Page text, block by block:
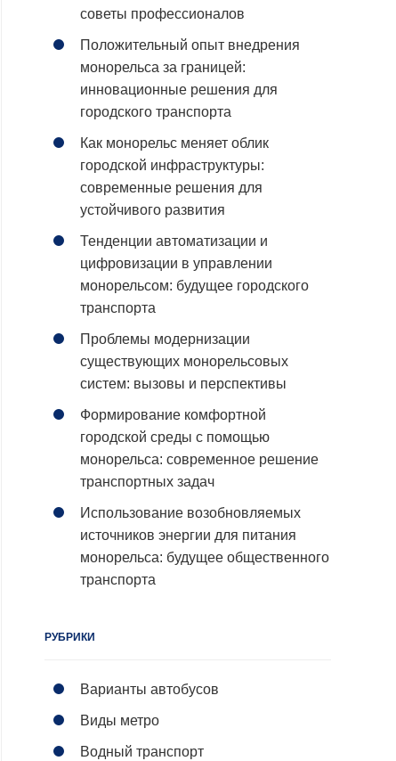
советы профессионалов
Положительный опыт внедрения
монорельса за границей:
инновационные решения для
городского транспорта
Как монорельс меняет облик
городской инфраструктуры:
современные решения для
устойчивого развития
Тенденции автоматизации и
цифровизации в управлении
монорельсом: будущее городского
транспорта
Проблемы модернизации
существующих монорельсовых
систем: вызовы и перспективы
Формирование комфортной
городской среды с помощью
монорельса: современное решение
транспортных задач
Использование возобновляемых
источников энергии для питания
монорельса: будущее общественного
транспорта
РУБРИКИ
Варианты автобусов
Виды метро
Водный транспорт